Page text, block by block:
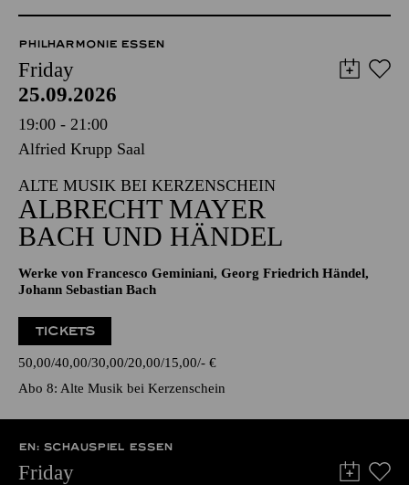
PHILHARMONIE ESSEN
Friday
25.09.2026
19:00 - 21:00
Alfried Krupp Saal
ALTE MUSIK BEI KERZENSCHEIN
ALBRECHT MAYER
BACH UND HÄNDEL
Werke von Francesco Geminiani, Georg Friedrich Händel,
Johann Sebastian Bach
TICKETS
50,00 40,00 30,00 20,00 15,00 - €
Abo 8: Alte Musik bei Kerzenschein
EN: SCHAUSPIEL ESSEN
Friday